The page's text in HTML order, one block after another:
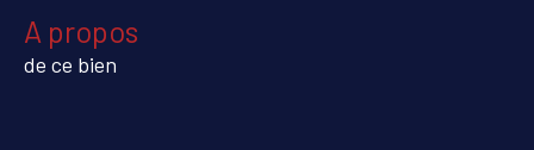
a propos
de ce bien